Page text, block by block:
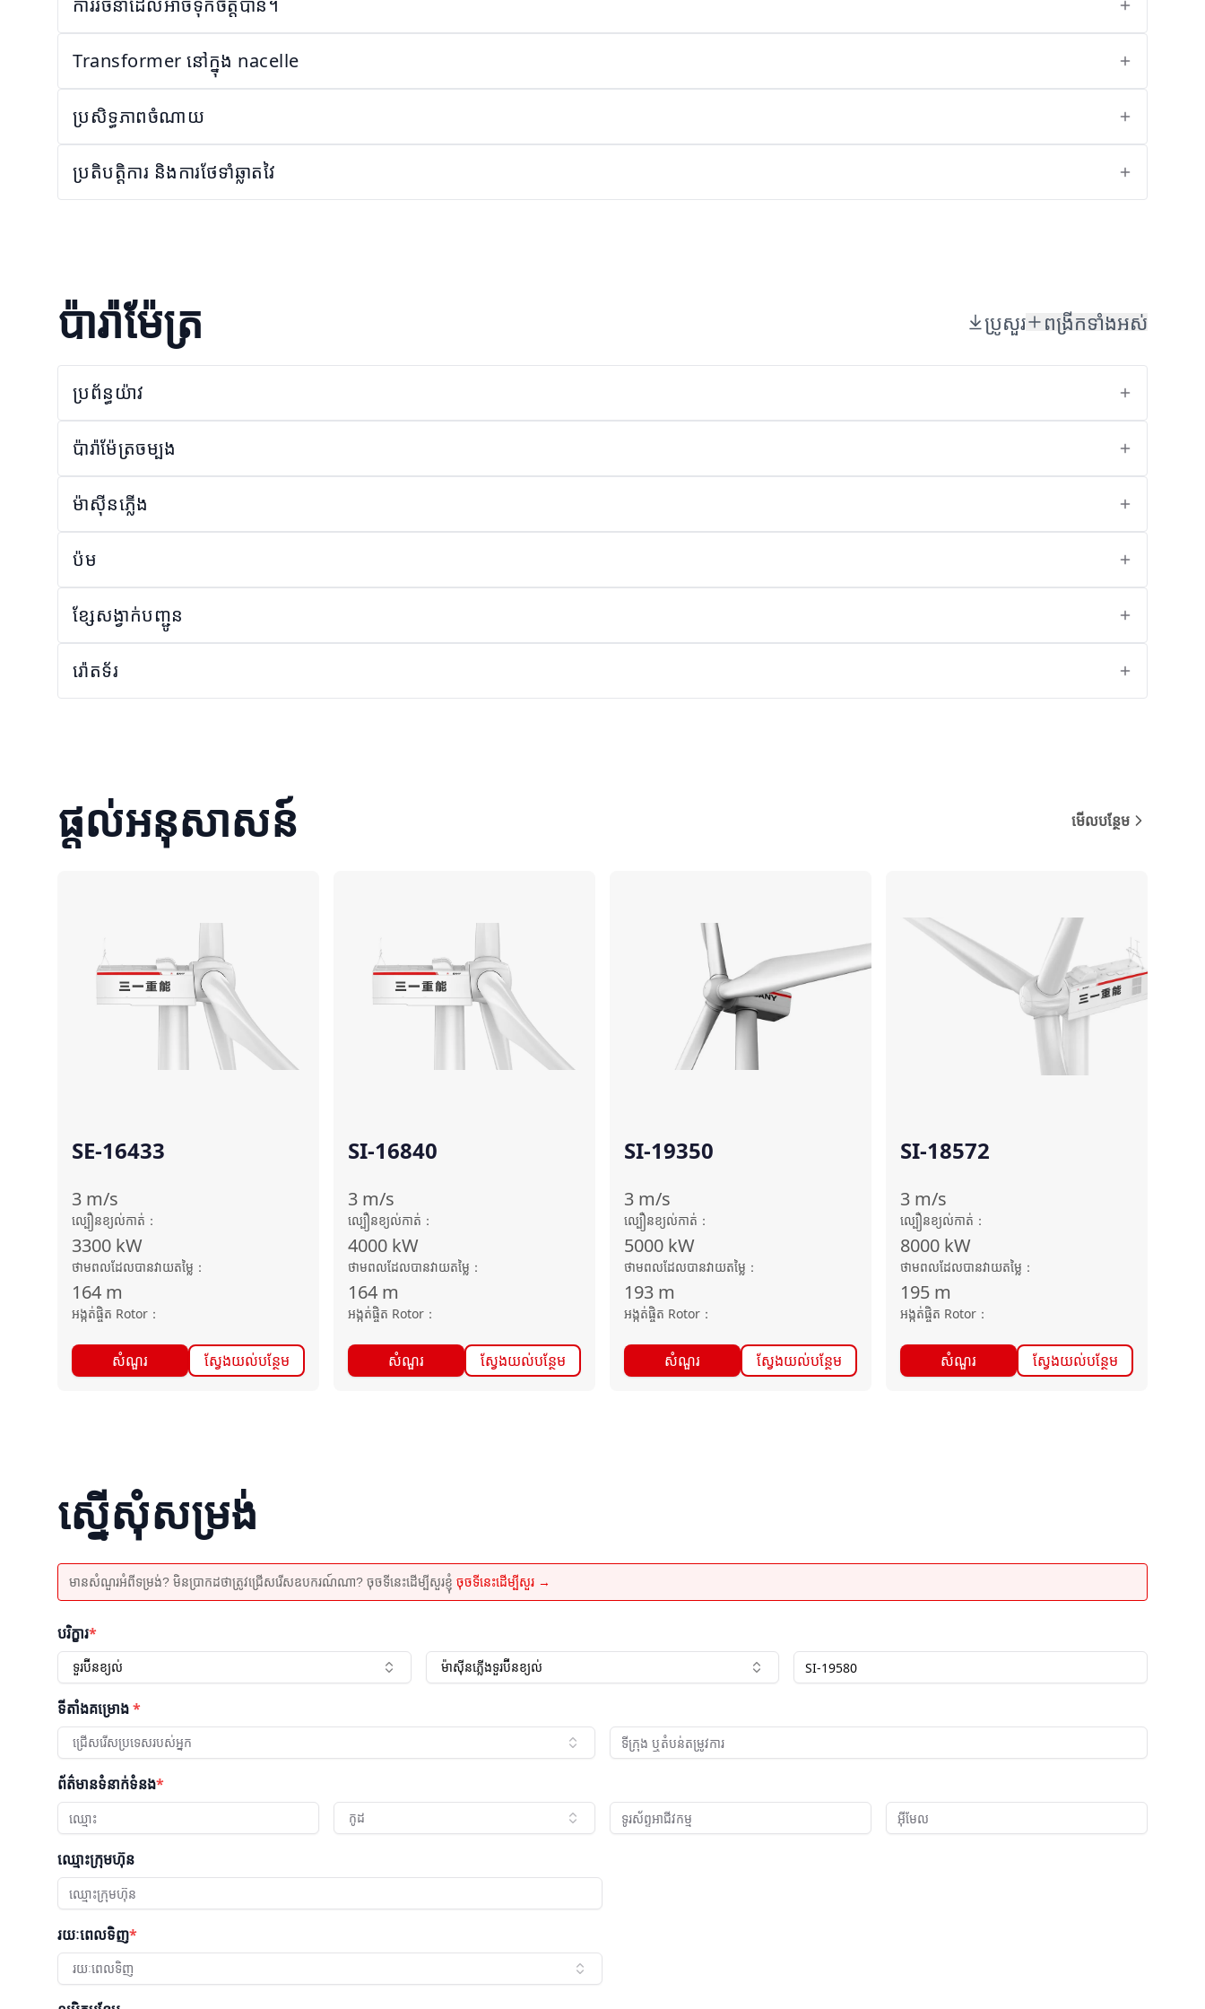
ការរចនាដែលអាចទុកចិត្តបាន។
Transformer នៅក្នុង nacelle
ប្រសិទ្ធភាពចំណាយ
ប្រតិបត្តិការ និងការថែទាំឆ្លាតវៃ
ប៉ារ៉ាម៉ែត្រ ប្រូសួរ ពង្រីកទាំងអស់
ប្រព័ន្ធយ៉ាវ
ប៉ារ៉ាម៉ែត្រចម្បង
ម៉ាស៊ីនភ្លើង
ប៉ម
ខ្សែសង្វាក់បញ្ជូន
រ៉ោតទ័រ
ផ្តល់អនុសាសន៍ មើលបន្ថែម
SE-16433
3 m/s
ល្បឿនខ្យល់កាត់ ：
3300 kW
ថាមពលដែលបានវាយតម្លៃ ：
164 m
អង្កត់ផ្ចិត Rotor ：
សំណួរ ស្វែងយល់បន្ថែម
SI-16840
3 m/s
ល្បឿនខ្យល់កាត់ ：
4000 kW
ថាមពលដែលបានវាយតម្លៃ ：
164 m
អង្កត់ផ្ចិត Rotor ：
សំណួរ ស្វែងយល់បន្ថែម
SI-19350
3 m/s
ល្បឿនខ្យល់កាត់ ：
5000 kW
ថាមពលដែលបានវាយតម្លៃ ：
193 m
អង្កត់ផ្ចិត Rotor ：
សំណួរ ស្វែងយល់បន្ថែម
SI-18572
3 m/s
ល្បឿនខ្យល់កាត់ ：
8000 kW
ថាមពលដែលបានវាយតម្លៃ ：
195 m
អង្កត់ផ្ចិត Rotor ：
សំណួរ ស្វែងយល់បន្ថែម
ស្នើសុំសម្រង់
មានសំណួរអំពីទម្រង់? មិនប្រាកដថាត្រូវជ្រើសរើសឧបករណ៍ណា? ចុចទីនេះដើម្បីសួរខ្ញុំ ចុចទីនេះដើម្បីសួរ →
បរិក្ខារ*
ទួរប៊ីនខ្យល់ ម៉ាស៊ីនភ្លើងទួរប៊ីនខ្យល់
ទីតាំងគម្រោង*
ជ្រើសរើសប្រទេសរបស់អ្នក
ព័ត៌មានទំនាក់ទំនង*
កូដ
ឈ្មោះក្រុមហ៊ុន
រយៈពេលទិញ*
រយៈពេលទិញ